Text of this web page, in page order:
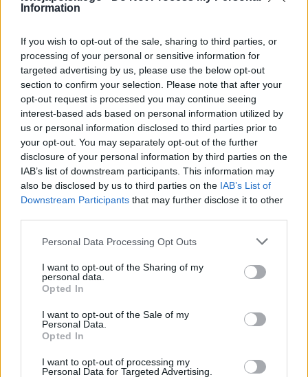
Information
If you wish to opt-out of the sale, sharing to third parties, or
processing of your personal or sensitive information for
targeted advertising by us, please use the below opt-out
section to confirm your selection. Please note that after your
opt-out request is processed you may continue seeing
interest-based ads based on personal information utilized by
us or personal information disclosed to third parties prior to
your opt-out. You may separately opt-out of the further
disclosure of your personal information by third parties on the
IAB’s list of downstream participants. This information may
also be disclosed by us to third parties on the IAB’s List of
Downstream Participants that may further disclose it to other
Personal Data Processing Opt Outs
I want to opt-out of the Sharing of my
personal data.
Opted In
I want to opt-out of the Sale of my
Personal Data.
Opted In
I want to opt-out of processing my
Personal Data for Targeted Advertising.
miasto to wyraz
urbanizacji poeci awangardy. Świat,
który stworzył Przyboś, pełen jestruchu,
dynamiki, zmiany, a równocześnie
wciąż codziennie od nowa toczy się ten
sam cykl życia. Nie ma w tym obrazie
miejsca na statyczne sytuacje, na
refleksje – trzeba pędzić, wszystko
ucieka,człowiek musi nadążyć za
miastemi innymi jego mieszkańcami.
Rzeczywistość nie ma zamiaru na niego
dynamicznego rozwoju cywilizacji i kraju,
jakiego doświadczyła Polska pomiędzy
wojnami światowymi – miasta rozrastały
się tak szybko, jak nigdy wcześniej, co
mogło budzić fascynację ówczesnych